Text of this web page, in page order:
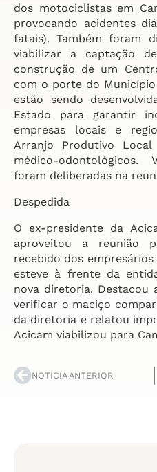
dos motociclistas em
provocando acidentes
fatais). Também foram
viabilizar a captação
construção de um
com o porte do
estão sendo
Estado para garantir
empresas locais e
Arranjo Produtivo
médico-odontológicos.
foram deliberadas na
Despedida
O ex-presidente da
aproveitou a reunião
recebido dos
esteve à frente da
nova diretoria. Destacou
verificar o maciço
da diretoria e relatou
Acicam viabilizou para
NOTÍCIA ANTERIOR